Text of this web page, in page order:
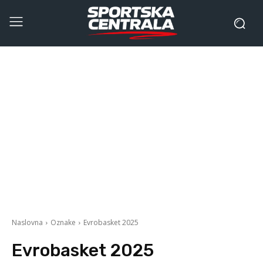
Naslovna Oznake Evrobasket 2025
Evrobasket 2025